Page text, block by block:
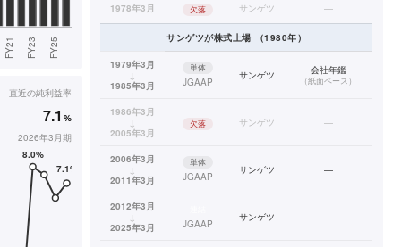
直近の純利益率
7.1 %
2026年3月期
1978年3月 欠落 サンゲツ —
サンゲツが株式上場 （1980年）
1979年3月
↓
1985年3月
単体
JGAAP
サンゲツ 会社年鑑
（紙面ベース）
1986年3月
↓
2005年3月
欠落 サンゲツ —
2006年3月
↓
2011年3月
単体
JGAAP
サンゲツ —
2012年3月
↓
2025年3月
JGAAP
サンゲツ —